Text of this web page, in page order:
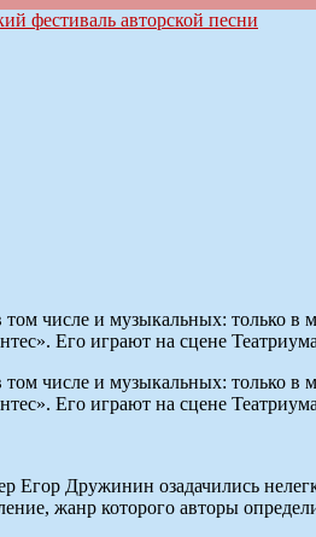
числе и музыкальных: только
Его играют на сцене
числе и музыкальных: только
Его играют на сцене
Дружинин озадачились
жанр которого авторы